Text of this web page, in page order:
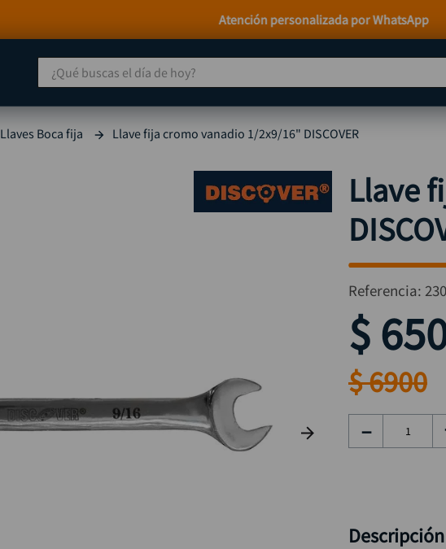
Paga a Crédito con Addi y Sistecrédito
¿Qué buscas el día de hoy?
Llaves Boca fija Llave fija cromo vanadio 1/2x9/16" DISCOVER
Llave
Referencia: 230
$
$6900
－
TÉRMINOS MÁS BUSCADOS
1. taladro
compresor
10. llave impacto